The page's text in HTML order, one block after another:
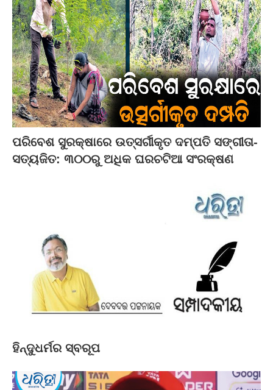
ପରିବେଶ ସୁରକ୍ଷାରେ ଉତ୍ସର୍ଗୀକୃତ ଦମ୍ପତି ସଙ୍ଗୀତା-
ସତ୍ୟଜିତ: ୩୦୦ରୁ ଅଧିକ ଘରଚଟିଆ ସଂରକ୍ଷଣ
ହିନ୍ଦୁଧର୍ମର ସ୍ବରୂପ